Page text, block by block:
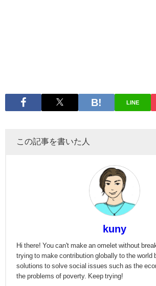
LINE
この記事を書いた人
kuny
Hi there! You can't make an omelet without
trying to make contribution globally to the world
solutions to solve social issues such as the
the problems of poverty. Keep trying!